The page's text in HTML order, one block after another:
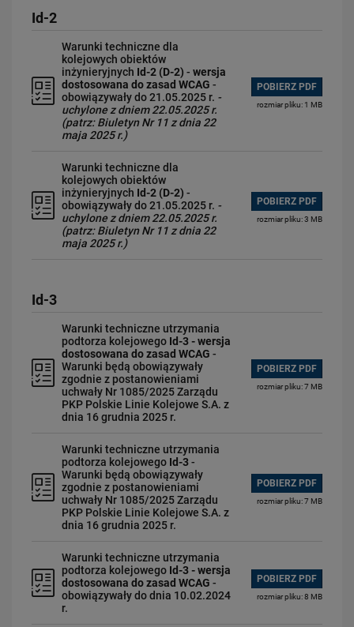
Id-2
Warunki techniczne dla
kolejowych obiektów
inżynieryjnych Id-2 (D-2) - wersja
dostosowana do zasad WCAG -
obowiązywały do 21.05.2025 r. -
uchylone z dniem 22.05.2025 r.
(patrz: Biuletyn Nr 11 z dnia 22
maja 2025 r.)
POBIERZ PDF
rozmiar pliku: 1 MB
Warunki techniczne dla
kolejowych obiektów
inżynieryjnych Id-2 (D-2) -
obowiązywały do 21.05.2025 r. -
uchylone z dniem 22.05.2025 r.
(patrz: Biuletyn Nr 11 z dnia 22
maja 2025 r.)
POBIERZ PDF
rozmiar pliku: 3 MB
Id-3
Warunki techniczne utrzymania
podtorza kolejowego Id-3- wersja
dostosowana do zasad WCAG -
Warunki będą obowiązywały
zgodnie z postanowieniami
uchwały Nr 1085/2025 Zarządu
PKP Polskie Linie Kolejowe S.A. z
dnia 16 grudnia 2025 r.
POBIERZ PDF
rozmiar pliku: 7 MB
Warunki techniczne utrzymania
podtorza kolejowego Id-3-
Warunki będą obowiązywały
zgodnie z postanowieniami
uchwały Nr 1085/2025 Zarządu
PKP Polskie Linie Kolejowe S.A. z
dnia 16 grudnia 2025 r.
POBIERZ PDF
rozmiar pliku: 7 MB
Warunki techniczne utrzymania
podtorza kolejowego Id-3- wersja
dostosowana do zasad WCAG -
obowiązywały do dnia 10.02.2024
r.
POBIERZ PDF
rozmiar pliku: 8 MB